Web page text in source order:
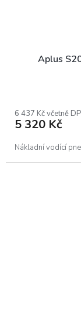
Aplus
6 437 Kč včetně
5 320 Kč
Nákladní vodící